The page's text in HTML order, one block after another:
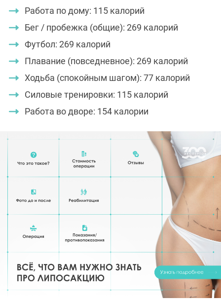
Работа по дому: 115 калорий
Бег / пробежка (общие): 269 калорий
Футбол: 269 калорий
Плавание (повседневное): 269 калорий
Ходьба (спокойным шагом): 77 калорий
Силовые тренировки: 115 калорий
Работа во дворе: 154 калории